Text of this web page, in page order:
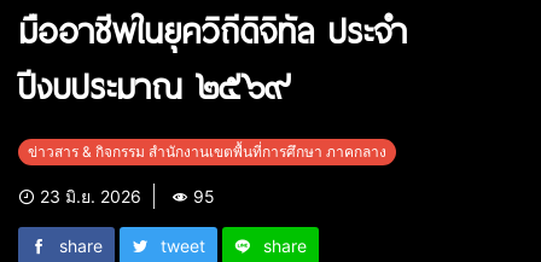
มืออาชีพในยุควิถีดิจิทัล ประจำ
ปีงบประมาณ ๒๕๖๙
ข่าวสาร & กิจกรรม สำนักงานเขตพื้นที่การศึกษา ภาคกลาง
23 มิ.ย. 2026 95
share tweet share